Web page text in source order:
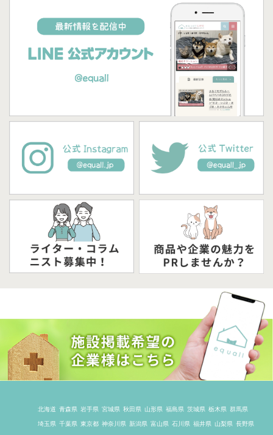
北海道 青森県 岩手県 宮城県 秋田県 山形県 福島県 茨城県 栃木県 群馬県
埼玉県 千葉県 東京都 神奈川県 新潟県 富山県 石川県 福井県 山梨県 長野県